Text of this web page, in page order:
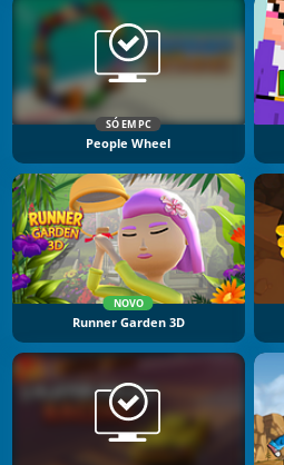
SÓ EM PC
People Wheel
NOVO
Runner Garden 3D